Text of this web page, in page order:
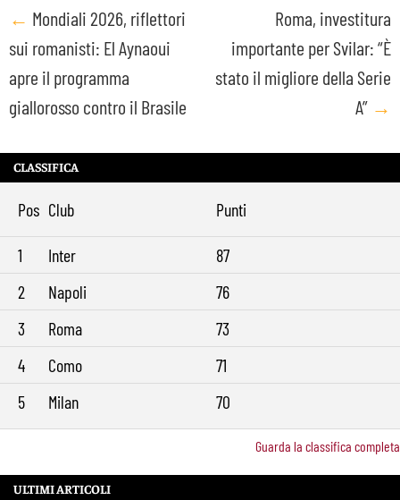
Post
navigation
← Mondiali 2026, riflettori
sui romanisti: El Aynaoui
apre il programma
giallorosso contro il Brasile
Roma, investitura
importante per Svilar: “È
stato il migliore della Serie
A” →
CLASSIFICA
Pos Club Punti
1 Inter
87
2
Napoli
76
3
Roma
73
4
Como
71
5
Milan 70
Guarda la classifica completa
ULTIMI ARTICOLI